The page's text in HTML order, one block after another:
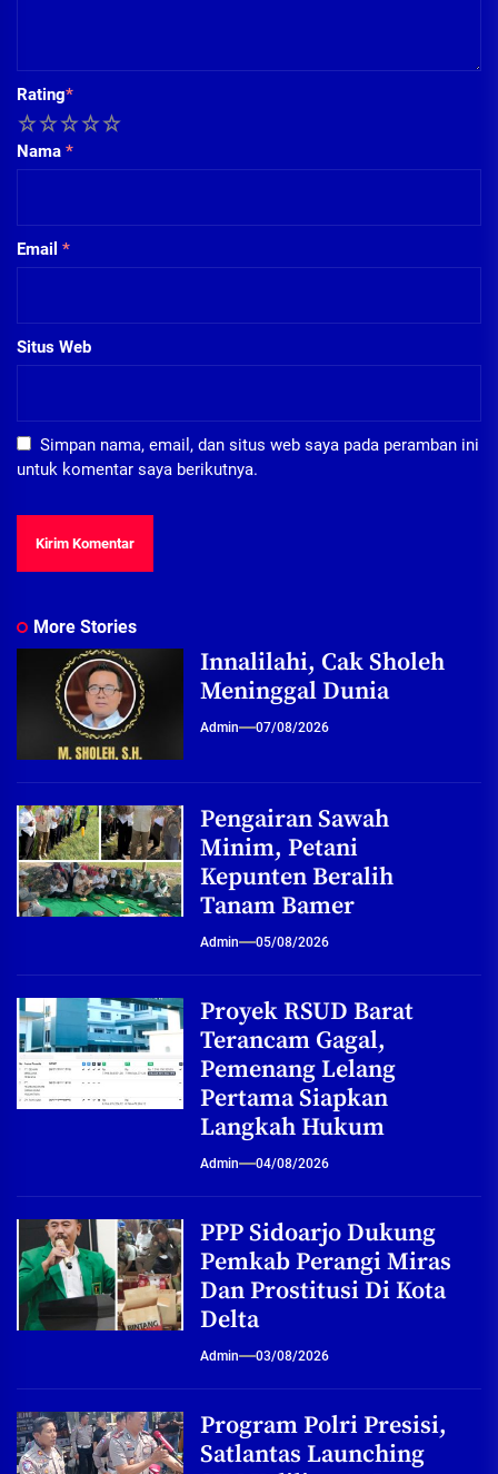
Rating*
5
4
3
2
Nama *
Email *
Situs Web
Simpan nama, email, dan situs web saya pada peramban ini
untuk komentar saya berikutnya.
More Stories
Innalilahi, Cak Sholeh
Meninggal Dunia
Admin 07/08/2026
Pengairan Sawah
Minim, Petani
Kepunten Beralih
Tanam Bamer
Admin 05/08/2026
Proyek RSUD Barat
Terancam Gagal,
Pemenang Lelang
Pertama Siapkan
Langkah Hukum
Admin 04/08/2026
PPP Sidoarjo Dukung
Pemkab Perangi Miras
Dan Prostitusi Di Kota
Delta
Admin 03/08/2026
Program Polri Presisi,
Satlantas Launching